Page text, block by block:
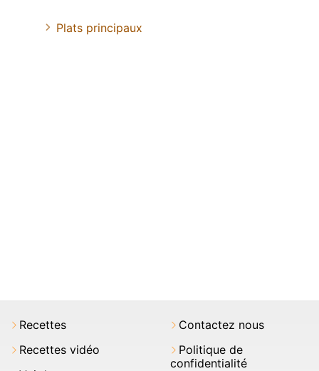
Plats principaux
Recettes
Recettes vidéo
Contactez nous
Politique de
confidentialité